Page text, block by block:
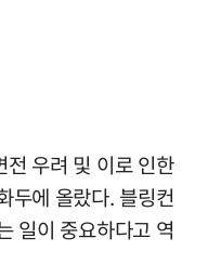
우려 및 이로 인한
두에 올랐다. 블링컨
일이 중요하다고 역